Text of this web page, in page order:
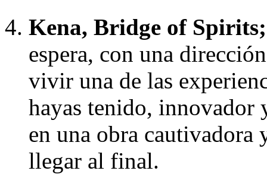
Kena, Bridge of Spirits;
espera, con una
vivir una de las
hayas tenido, innovador
en una obra
llegar al final.